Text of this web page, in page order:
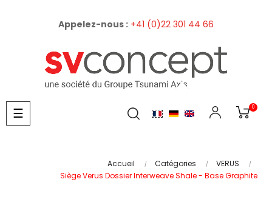
Appelez-nous : +41 (0)22 301 44 66
0
Basculer
la
☰
Accueil Catégories
VERUS
Siège Verus Dossier Interweave Shale - Base Graphite